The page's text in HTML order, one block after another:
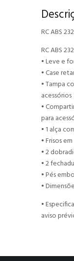
RC ABS
RC ABS
• Leve e
• Case
• Tampa
acessórios
•
para
• 1 alça
• Frisos
• 2
• 2
• Pés
•
•
aviso